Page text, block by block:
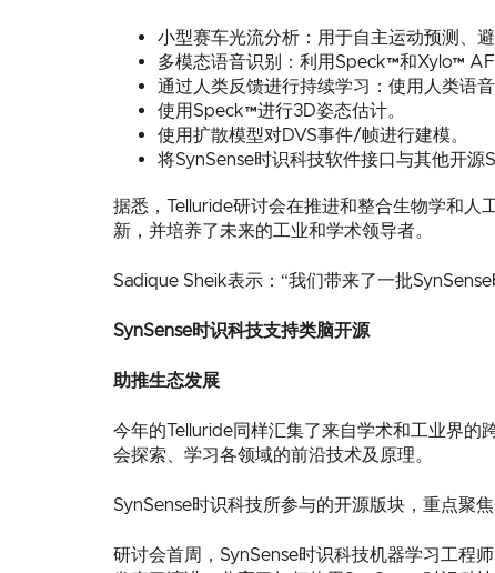
小型赛车光流分析：用于自主运动预测、避
多模态语音识别：利用Speck™和Xylo™
通过人类反馈进行持续学习：使用人类语
使用Speck™进行3D姿态估计。
使用扩散模型对DVS事件/帧进行建模。
将SynSense时识科技软件接口与其他开源
据悉，Telluride研讨会在推进和整合生物学和人
新，并培养了未来的工业和学术领导者。
Sadique Sheik表示：“我们带来了一批
SynSense时识科技支持类脑开源
助推生态发展
今年的Telluride同样汇集了来自学术和工业界
会探索、学习各领域的前沿技术及原理。
SynSense时识科技所参与的开源版块，重点聚
研讨会首周，SynSense时识科技机器学习工程